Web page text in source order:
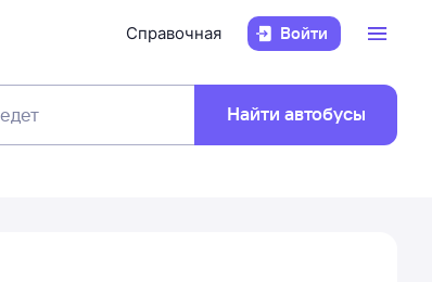
Справочная Войти
Найти автобусы